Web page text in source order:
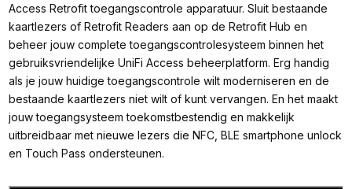
Access Retrofit toegangscontrole apparatuur. Sluit bestaande
kaartlezers of Retrofit Readers aan op de Retrofit Hub en
beheer jouw complete toegangscontrolesysteem binnen het
gebruiksvriendelijke UniFi Access beheerplatform. Erg handig
als je jouw huidige toegangscontrole wilt moderniseren en de
bestaande kaartlezers niet wilt of kunt vervangen. En het maakt
jouw toegangsysteem toekomstbestendig en makkelijk
uitbreidbaar met nieuwe lezers die NFC, BLE smartphone unlock
en Touch Pass ondersteunen.